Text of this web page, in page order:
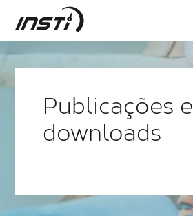
Publicações e
downloads